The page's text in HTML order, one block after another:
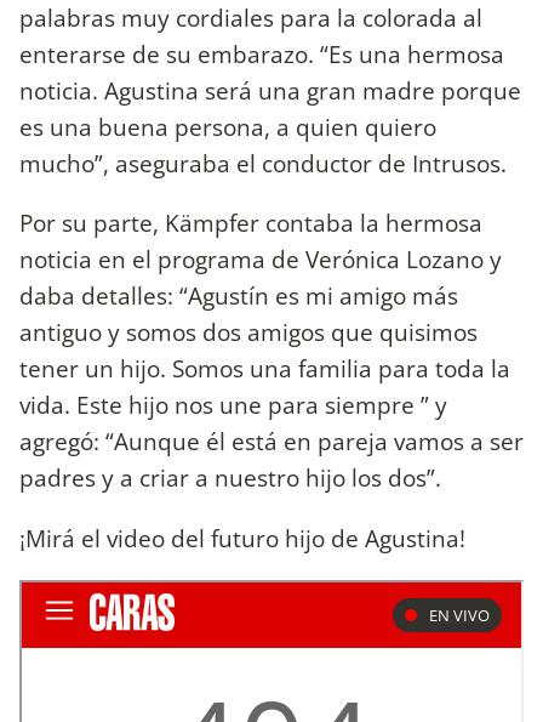
palabras muy cordiales para la colorada al
enterarse de su embarazo. “Es una hermosa
noticia. Agustina será una gran madre porque
es una buena persona, a quien quiero
mucho”, aseguraba el conductor de Intrusos.
Por su parte, Kämpfer contaba la hermosa
noticia en el programa de Verónica Lozano y
daba detalles: “Agustín es mi amigo más
antiguo y somos dos amigos que quisimos
tener un hijo. Somos una familia para toda la
vida. Este hijo nos une para siempre ” y
agregó: “Aunque él está en pareja vamos a ser
padres y a criar a nuestro hijo los dos”.
¡Mirá el video del futuro hijo de Agustina!